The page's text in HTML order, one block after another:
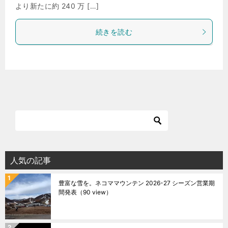
より新たに約 240 万 […]
続きを読む
人気の記事
豊富な雪を。ネコママウンテン 2026-27 シーズン営業期
間発表 （90 view）